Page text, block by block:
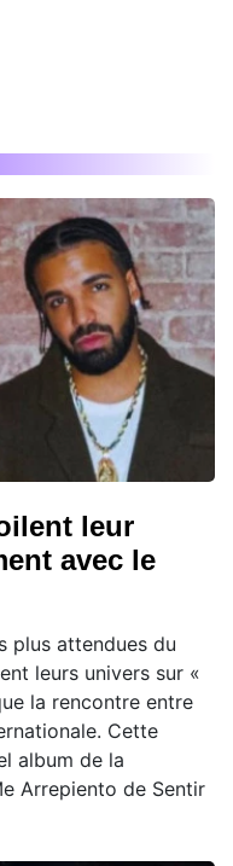
leur
avec le
plus attendues du
leurs univers sur «
la rencontre entre
Cette
album de la
Arrepiento de Sentir